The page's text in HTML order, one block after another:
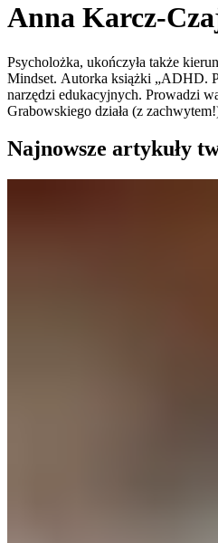
Anna Karcz-
Psycholożka, ukończyła także
Mindset. Autorka książki „ADHD.
narzędzi edukacyjnych. Prowadzi
Grabowskiego działa (z
Najnowsze artykuły